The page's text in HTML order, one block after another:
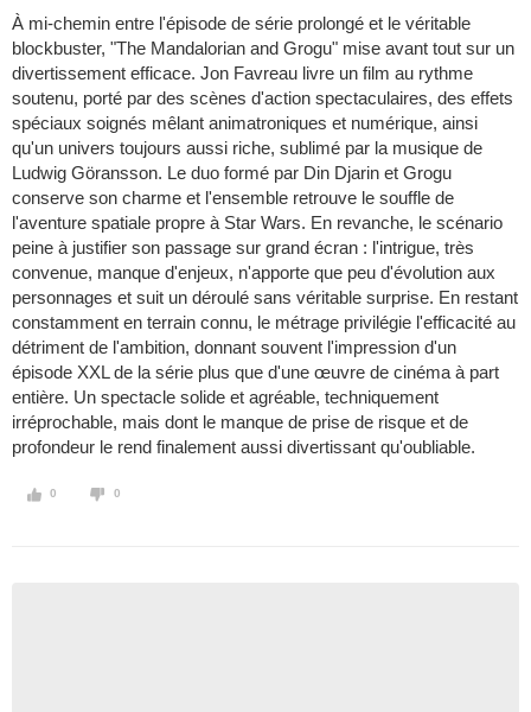
À mi-chemin entre l'épisode de série prolongé et le véritable
blockbuster, "The Mandalorian and Grogu" mise avant tout sur un
divertissement efficace. Jon Favreau livre un film au rythme
soutenu, porté par des scènes d'action spectaculaires, des effets
spéciaux soignés mêlant animatroniques et numérique, ainsi
qu'un univers toujours aussi riche, sublimé par la musique de
Ludwig Göransson. Le duo formé par Din Djarin et Grogu
conserve son charme et l'ensemble retrouve le souffle de
l'aventure spatiale propre à Star Wars. En revanche, le scénario
peine à justifier son passage sur grand écran : l'intrigue, très
convenue, manque d'enjeux, n'apporte que peu d'évolution aux
personnages et suit un déroulé sans véritable surprise. En restant
constamment en terrain connu, le métrage privilégie l'efficacité au
détriment de l'ambition, donnant souvent l'impression d'un
épisode XXL de la série plus que d'une œuvre de cinéma à part
entière. Un spectacle solide et agréable, techniquement
irréprochable, mais dont le manque de prise de risque et de
profondeur le rend finalement aussi divertissant qu'oubliable.
0 0